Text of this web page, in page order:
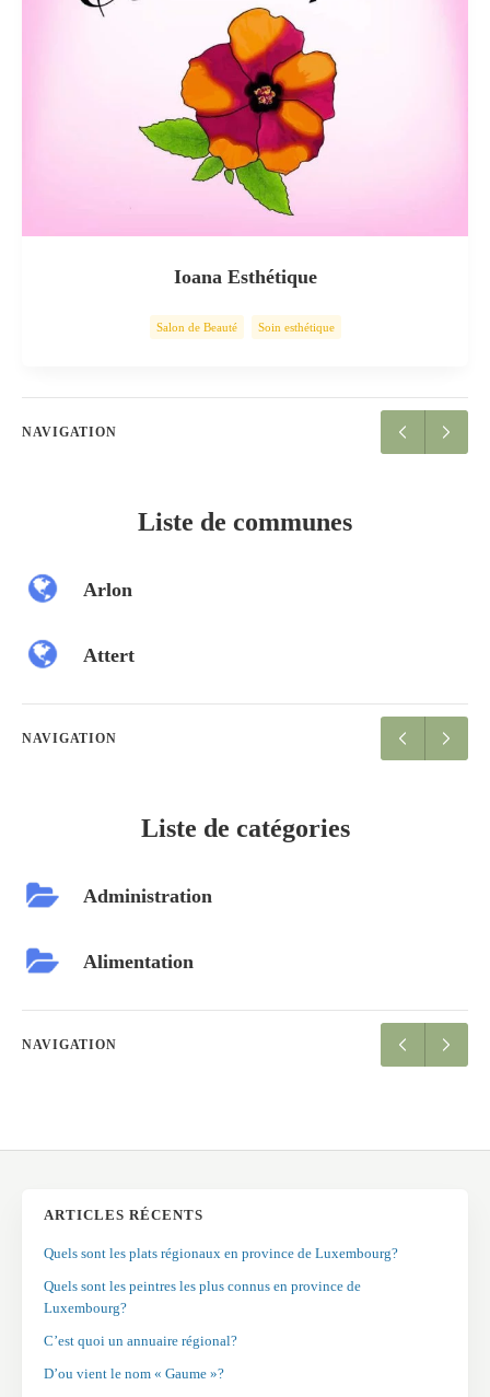
Ioana Esthétique
Salon de Beauté Soin esthétique
NAVIGATION
Liste de communes
Arlon
Attert
NAVIGATION
Liste de catégories
Administration
Alimentation
NAVIGATION
ARTICLES RÉCENTS
Quels sont les plats régionaux en province de Luxembourg?
Quels sont les peintres les plus connus en province de
Luxembourg?
C’est quoi un annuaire régional?
D’ou vient le nom « Gaume »?